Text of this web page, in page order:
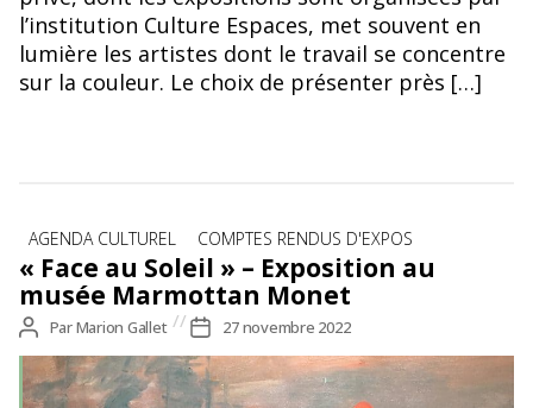
l’institution Culture Espaces, met souvent en
lumière les artistes dont le travail se concentre
sur la couleur. Le choix de présenter près […]
Catégories
AGENDA CULTUREL COMPTES RENDUS D'EXPOS
« Face au Soleil » – Exposition au
musée Marmottan Monet
Auteur
de
l’article
ParMarion Gallet
Date
de
l’article
27 novembre 2022